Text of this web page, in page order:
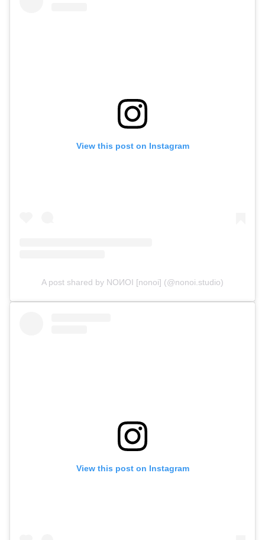
View this post on Instagram
A post shared by NOИOI [nonoi] (@nonoi.studio)
View this post on Instagram